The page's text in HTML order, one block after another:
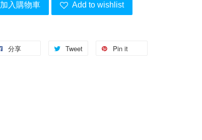
加入購物車 Add to wishlist
分享 Tweet Pin it